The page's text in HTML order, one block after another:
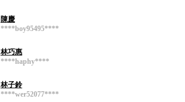
陳慶
****boy95495****
林巧惠
****haphy****
林子鈴
****wer52077****